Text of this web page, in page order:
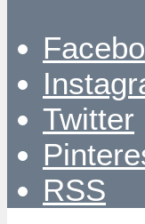
Twitter
RSS